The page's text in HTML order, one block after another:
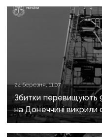
24 березня, 11:07
Збитки перевищують
на Донеччині викрили
видобутку вугілля